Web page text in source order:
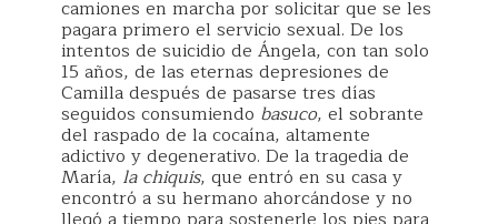
camiones en marcha por solicitar que se les
pagara primero el servicio sexual. De los
intentos de suicidio de Ángela, con tan solo
15 años, de las eternas depresiones de
Camilla después de pasarse tres días
seguidos consumiendo basuco, el sobrante
del raspado de la cocaína, altamente
adictivo y degenerativo. De la tragedia de
María, la chiquis, que entró en su casa y
encontró a su hermano ahorcándose y no